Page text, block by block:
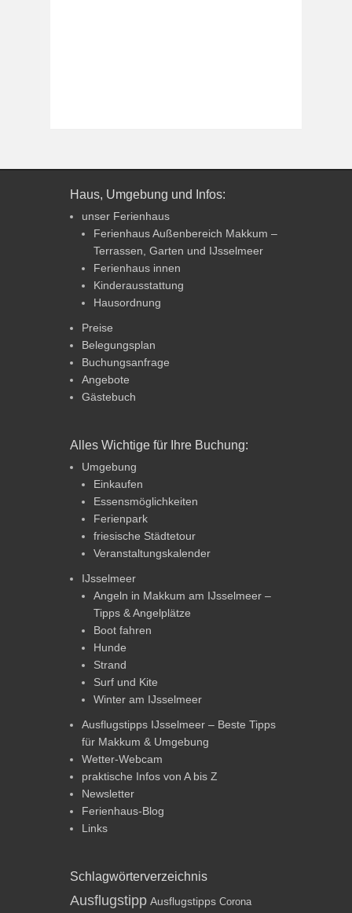
Haus, Umgebung und Infos:
unser Ferienhaus
Ferienhaus Außenbereich Makkum –
Terrassen, Garten und IJsselmeer
Ferienhaus innen
Kinderausstattung
Hausordnung
Preise
Belegungsplan
Buchungsanfrage
Angebote
Gästebuch
Alles Wichtige für Ihre Buchung:
Umgebung
Einkaufen
Essensmöglichkeiten
Ferienpark
friesische Städtetour
Veranstaltungskalender
IJsselmeer
Angeln in Makkum am IJsselmeer –
Tipps & Angelplätze
Boot fahren
Hunde
Strand
Surf und Kite
Winter am IJsselmeer
Ausflugstipps IJsselmeer – Beste Tipps
für Makkum & Umgebung
Wetter-Webcam
praktische Infos von A bis Z
Newsletter
Ferienhaus-Blog
Links
Schlagwörterverzeichnis
Ausflugstipp Ausflugstipps Corona